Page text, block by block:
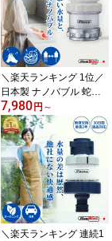
マイクロバブル 風呂 発
生器 発生装置 節水 なし
水圧 強い ファインバブ
ル シャワー アタッチメ
ント ホース 新生活
＼楽天ランキング 1位／
日本製 ナノバブル 蛇口
シャワーヘッド キッチン
【 第二世代・改良版 マ
ジバブル蛇口｜川崎エン
ジニアリング 】 シャワ
ー 水道 蛇口 先端 部品 交
換 洗面 マイクロバブル
風呂 発生器 発生装置 フ
ァインバブル 水栓 アタ
ッチメント アダプター
7,980 円 ～
＼楽天ランキング 連続1